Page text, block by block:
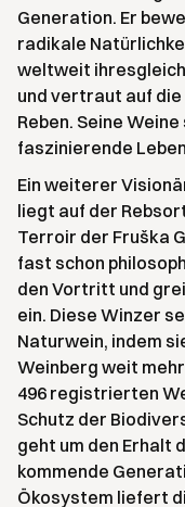
Generation. Er
radikale
weltweit
und vertraut auf
Reben. Seine
faszinierende
Ein weiterer
liegt auf der
Terroir der Fruška
fast schon
den Vortritt und
ein. Diese Winzer
Naturwein, indem
Weinberg weit
496 registrierten
Schutz der
geht um den Erhalt
kommende
Ökosystem liefert